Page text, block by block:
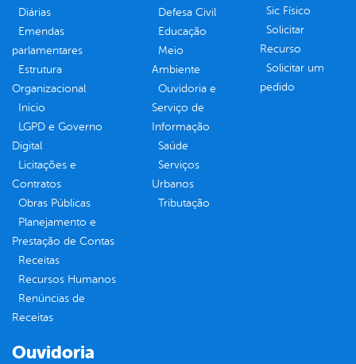
Diárias
Emendas
parlamentares
Estrutura
Organizacional
Inicio
LGPD e Governo
Digital
Licitações e
Contratos
Obras Públicas
Planejamento e
Prestação de Contas
Receitas
Recursos Humanos
Renúncias de
Receitas
Defesa Civil
Educação
Meio
Ambiente
Ouvidoria e
Serviço de
Informação
Saúde
Serviços
Urbanos
Tributação
Sic Físico
Solicitar
Recurso
Solicitar um
pedido
Ouvidoria